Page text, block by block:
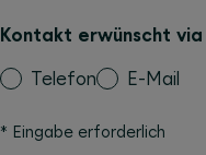
Kontakt erwünscht via
Telefon E-Mail
* Eingabe erforderlich